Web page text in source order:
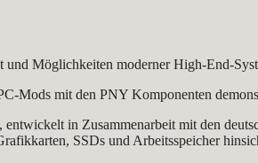
Möglichkeiten moderner High-End-
Mods mit den PNY Komponenten
in Zusammenarbeit mit den
SSDs und Arbeitsspeicher